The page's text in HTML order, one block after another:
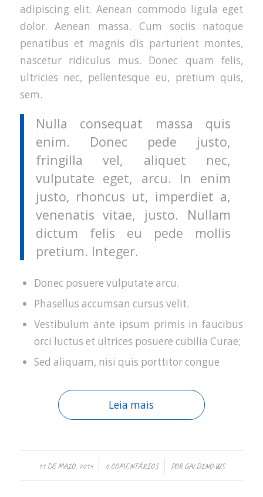
adipiscing elit. Aenean commodo ligula eget
dolor. Aenean massa. Cum sociis natoque
penatibus et magnis dis parturient montes,
nascetur ridiculus mus. Donec quam felis,
ultricies nec, pellentesque eu, pretium quis,
sem.
Nulla consequat massa quis
enim. Donec pede justo,
fringilla vel, aliquet nec,
vulputate eget, arcu. In enim
justo, rhoncus ut, imperdiet a,
venenatis vitae, justo. Nullam
dictum felis eu pede mollis
pretium. Integer.
Donec posuere vulputate arcu.
Phasellus accumsan cursus velit.
Vestibulum ante ipsum primis in faucibus
orci luctus et ultrices posuere cubilia Curae;
Sed aliquam, nisi quis porttitor congue
Leia mais
11 DE MAIO, 2014
/ 0 COMENTÁRIOS
/ PORGALDINO.WS